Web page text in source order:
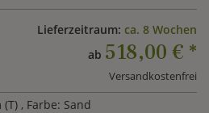
Lieferzeitraum: ca. 8 Wochen
ab 518,00 € *
Versandkostenfrei
(T) , Farbe: Sand